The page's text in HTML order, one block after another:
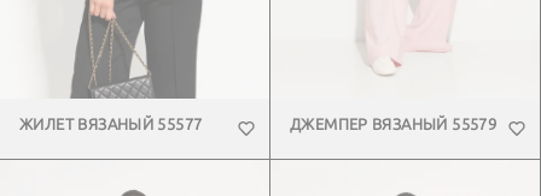
ЖИЛЕТ ВЯЗАНЫЙ 55577 ДЖЕМПЕР ВЯЗАНЫЙ 55579